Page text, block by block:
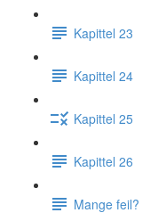
Kapittel 23
Kapittel 24
Kapittel 25
Kapittel 26
Mange feil?